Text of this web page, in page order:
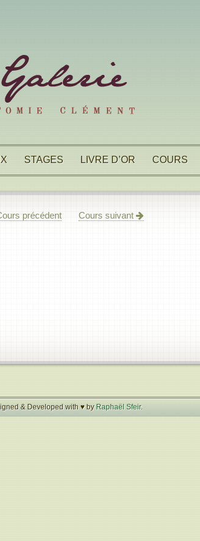
STAGES LIVRE D’OR COURS
précédent Cours suivant
& Developed with ♥ by Raphaël Sfeir.